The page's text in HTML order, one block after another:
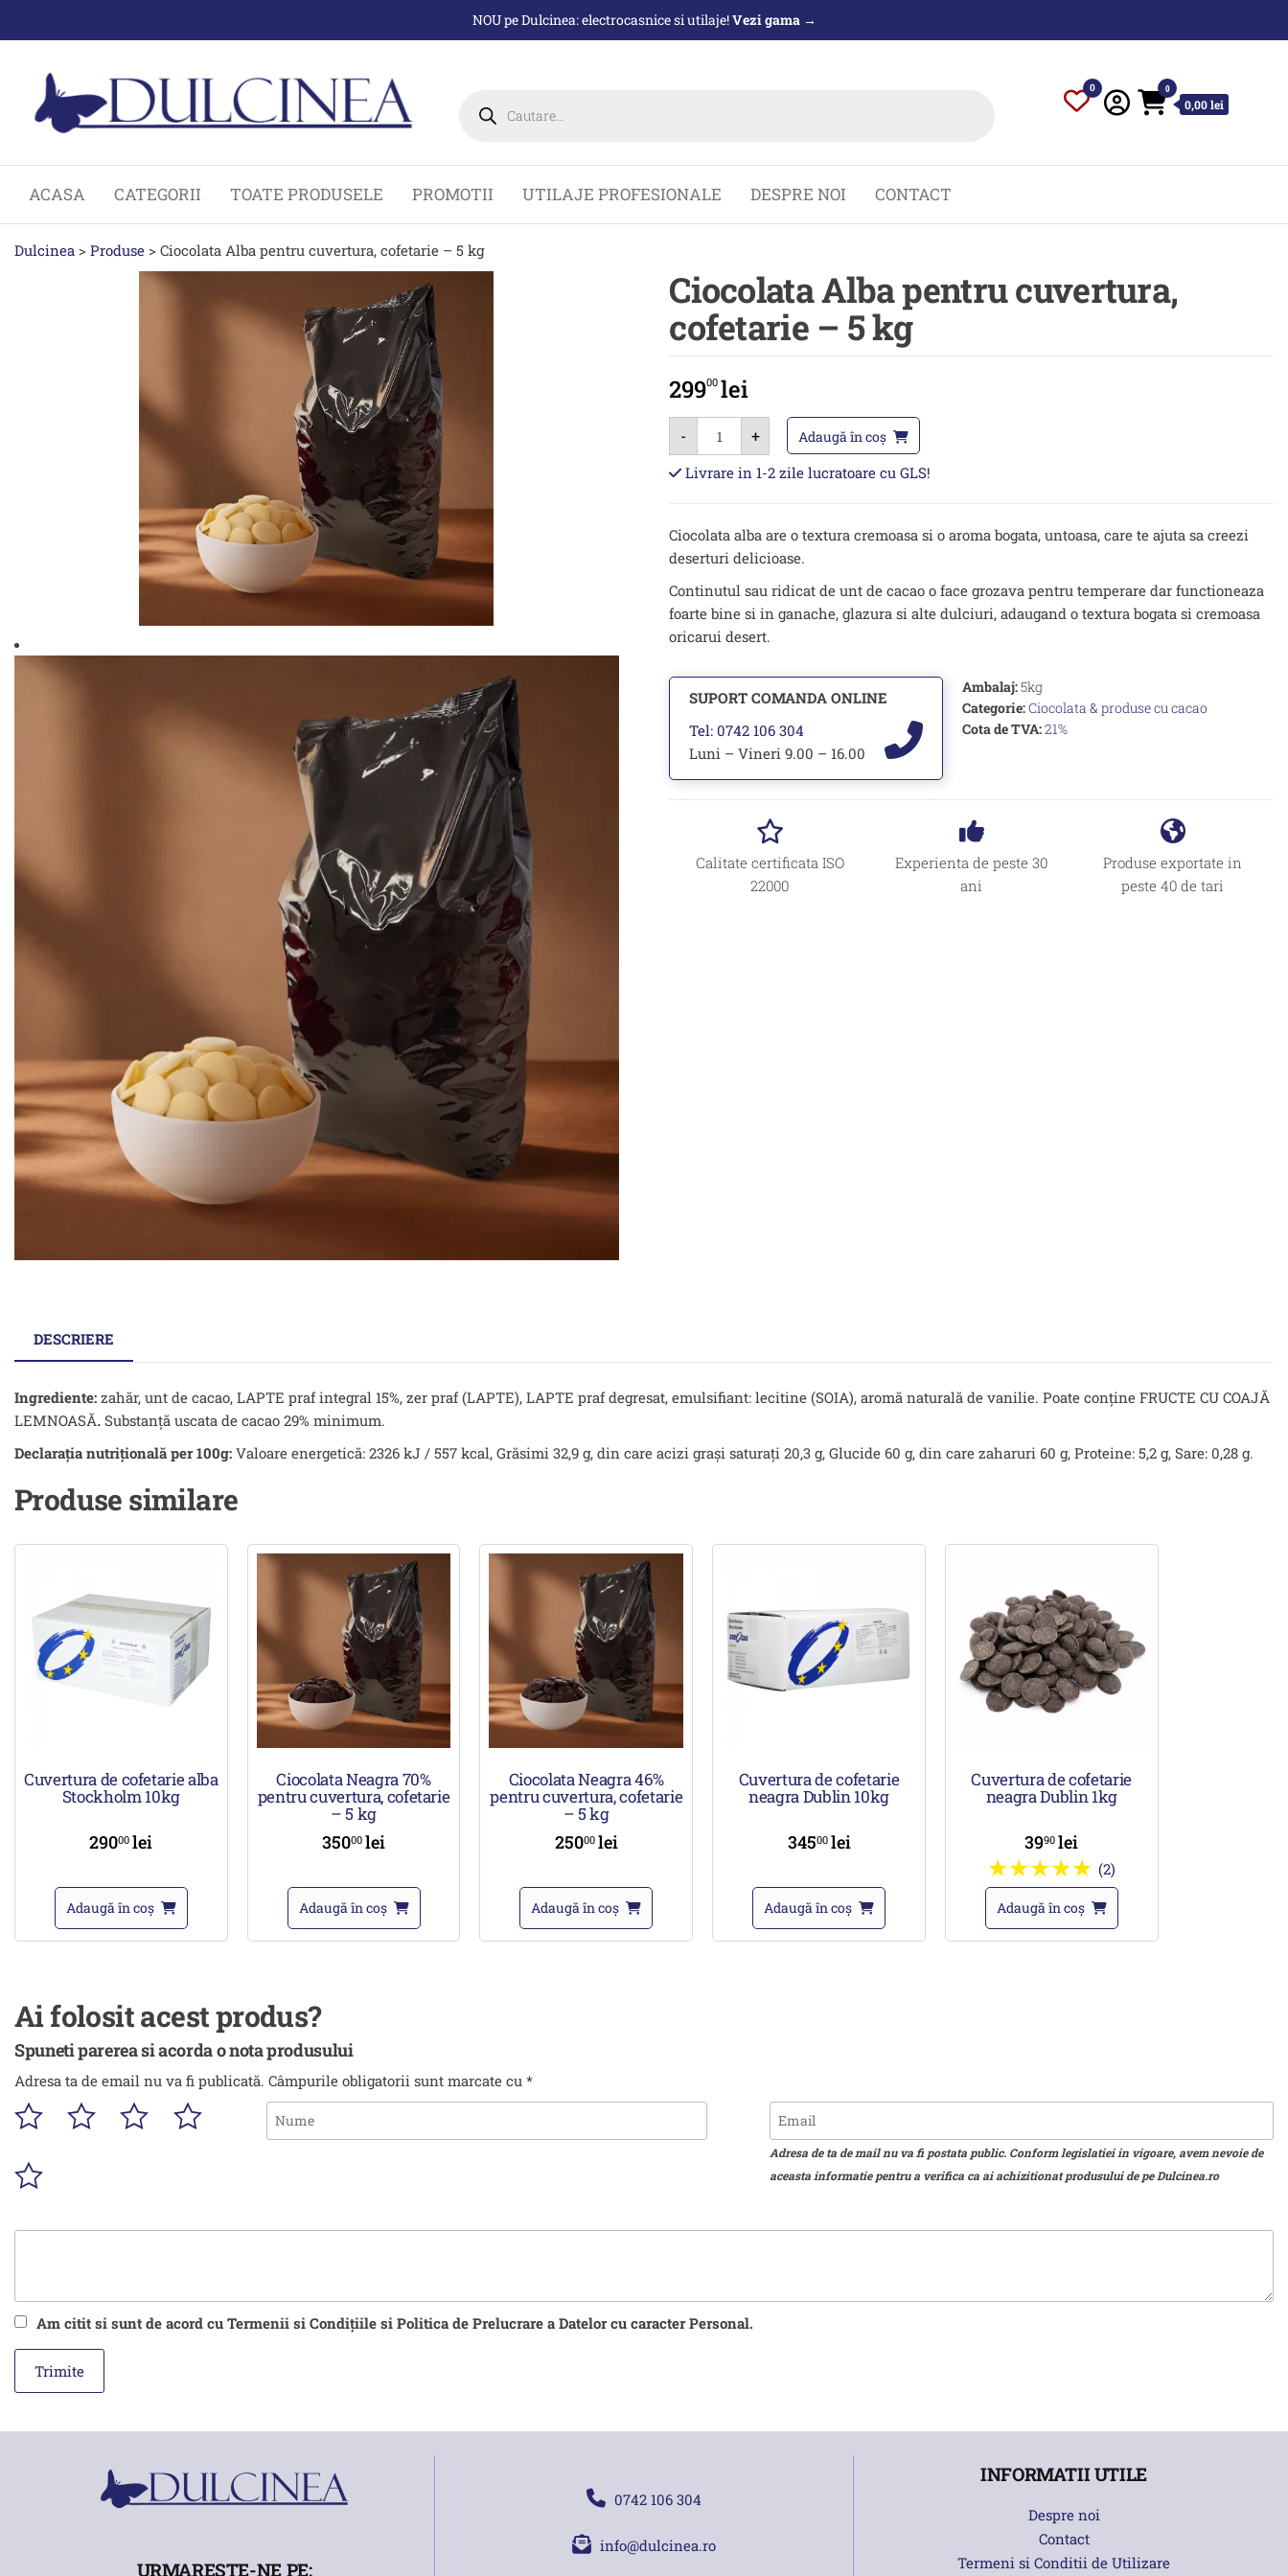
NOU pe Dulcinea: electrocasnice si utilaje!Vezi gama →
search
0 0
0,00 lei
ACASA CATEGORII TOATE PRODUSELE PROMOTII UTILAJE PROFESIONALE DESPRE NOI CONTACT
Dulcinea > Produse > Ciocolata Alba pentru cuvertura, cofetarie – 5 kg
Ciocolata Alba pentru cuvertura,
cofetarie – 5 kg
29900lei
-
Cantitate
Ciocolata
Alba
pentru
cuvertura,
kg
+ Adaugă în coș
Livrare in 1-2 zile lucratoare cu GLS!
Ciocolata alba are o textura cremoasa si o aroma bogata, untoasa, care te ajuta sa creezi
deserturi delicioase.
Continutul sau ridicat de unt de cacao o face grozava pentru temperare dar functioneaza
foarte bine si in ganache, glazura si alte dulciuri, adaugand o textura bogata si cremoasa
oricarui desert.
SUPORT COMANDA ONLINE
Tel: 0742 106 304
Luni – Vineri 9.00 – 16.00
Ambalaj:5kg
Categorie:Ciocolata & produse cu cacao
Cota de TVA:21%
Calitate certificata ISO
22000
Experienta de peste 30
ani
Produse exportate in
peste 40 de tari
DESCRIERE
Ingrediente: zahăr, unt de cacao, LAPTE praf integral 15%, zer praf (LAPTE), LAPTE praf degresat, emulsifiant: lecitine (SOIA), aromă naturală de vanilie. Poate conține FRUCTE CU COAJĂ
LEMNOASĂ. Substanţă uscata de cacao 29% minimum.
Declarația nutrițională per 100g: Valoare energetică: 2326 kJ / 557 kcal, Grăsimi 32,9 g, din care acizi grași saturați 20,3 g, Glucide 60 g, din care zaharuri 60 g, Proteine: 5,2 g, Sare: 0,28 g.
Produse similare
Cuvertura de cofetarie alba
Stockholm 10kg
29000lei
Adaugă în coș
Ciocolata Neagra 70%
pentru cuvertura, cofetarie
– 5 kg
35000lei
Adaugă în coș
Ciocolata Neagra 46%
pentru cuvertura, cofetarie
– 5 kg
25000 lei
Adaugă în coș
Cuvertura de cofetarie
neagra Dublin 10kg
34500 lei
Adaugă în coș
Cuvertura de cofetarie
neagra Dublin 1kg
3990lei
(2)
Adaugă în coș
Ai folosit acest produs?
Spuneti parerea si acorda o nota produsului
Adresa ta de email nu va fi publicată. Câmpurile obligatorii sunt marcate cu *
Adresa de ta de mail nu va fi postata public. Conform legislatiei in vigoare, avem nevoie de
aceasta informatie pentru a verifica ca ai achizitionat produsului de pe Dulcinea.ro
Am citit si sunt de acord cu Termenii si Condițiile si Politica de Prelucrare a Datelor cu caracter Personal.
URMARESTE-NE PE:
0742 106 304
info@dulcinea.ro
INFORMATII UTILE
Despre noi
Contact
Termeni si Conditii de Utilizare